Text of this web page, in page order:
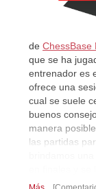
de ChessBase
que se ha
entrenador es
ofrece una
cual se suele
buenos
manera
las partidas